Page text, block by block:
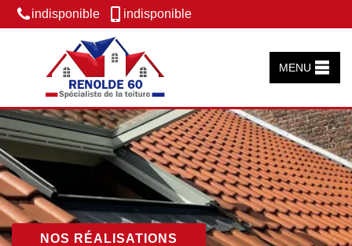
indisponible indisponible
MENU
NOS RÉALISATIONS